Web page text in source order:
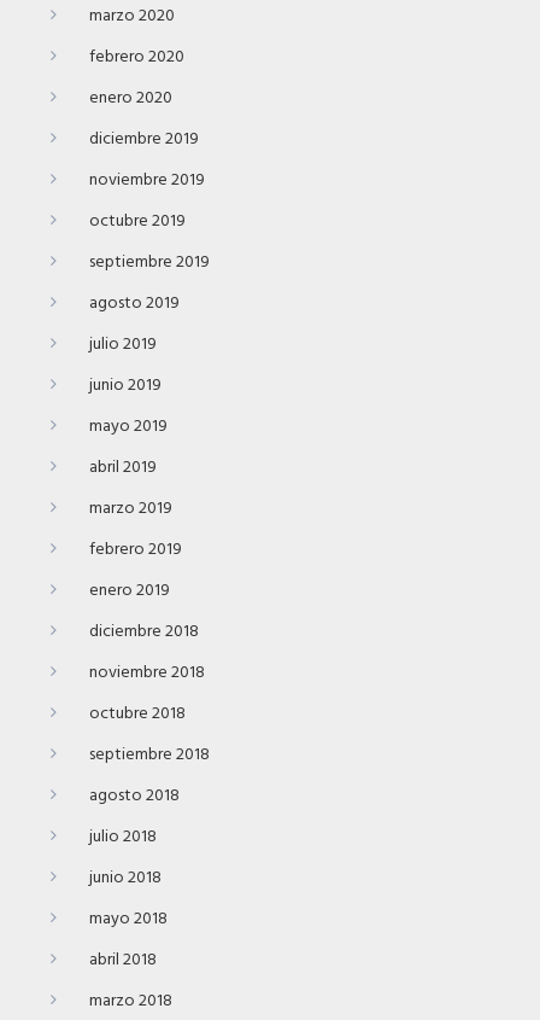
marzo 2020
febrero 2020
enero 2020
diciembre 2019
noviembre 2019
octubre 2019
septiembre 2019
agosto 2019
julio 2019
junio 2019
mayo 2019
abril 2019
marzo 2019
febrero 2019
enero 2019
diciembre 2018
noviembre 2018
octubre 2018
septiembre 2018
agosto 2018
julio 2018
junio 2018
mayo 2018
abril 2018
marzo 2018